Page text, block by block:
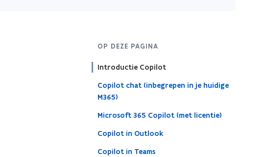
OP DEZE PAGINA
Introductie Copilot
Copilot chat (inbegrepen in je huidige
M365)
Microsoft 365 Copilot (met licentie)
Copilot in Outlook
Copilot in Teams